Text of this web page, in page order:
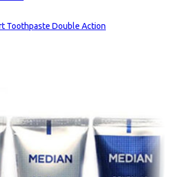
Toothpaste Double Action